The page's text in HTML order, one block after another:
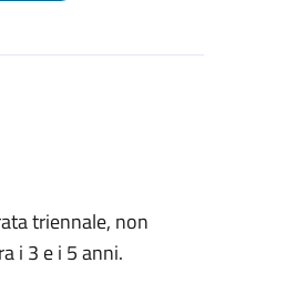
triennale, non
i 3 e i 5 anni.